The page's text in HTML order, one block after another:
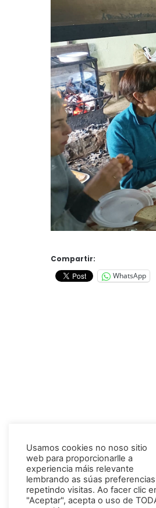
Compartir:
WhatsApp
Usamos cookies no noso sitio
web para proporcionarlle a
experiencia máis relevante
lembrando as súas
repetindo visitas. Ao facer clic
"Aceptar", acepta o uso de